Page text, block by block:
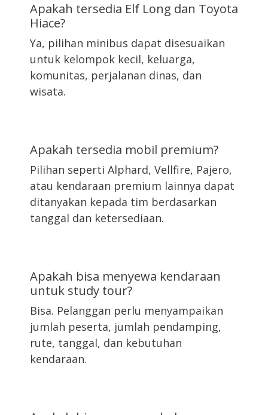
Apakah tersedia Elf Long dan Toyota
Hiace?
Ya, pilihan minibus dapat disesuaikan
untuk kelompok kecil, keluarga,
komunitas, perjalanan dinas, dan
wisata.
Apakah tersedia mobil premium?
Pilihan seperti Alphard, Vellfire, Pajero,
atau kendaraan premium lainnya dapat
ditanyakan kepada tim berdasarkan
tanggal dan ketersediaan.
Apakah bisa menyewa kendaraan
untuk study tour?
Bisa. Pelanggan perlu menyampaikan
jumlah peserta, jumlah pendamping,
rute, tanggal, dan kebutuhan
kendaraan.